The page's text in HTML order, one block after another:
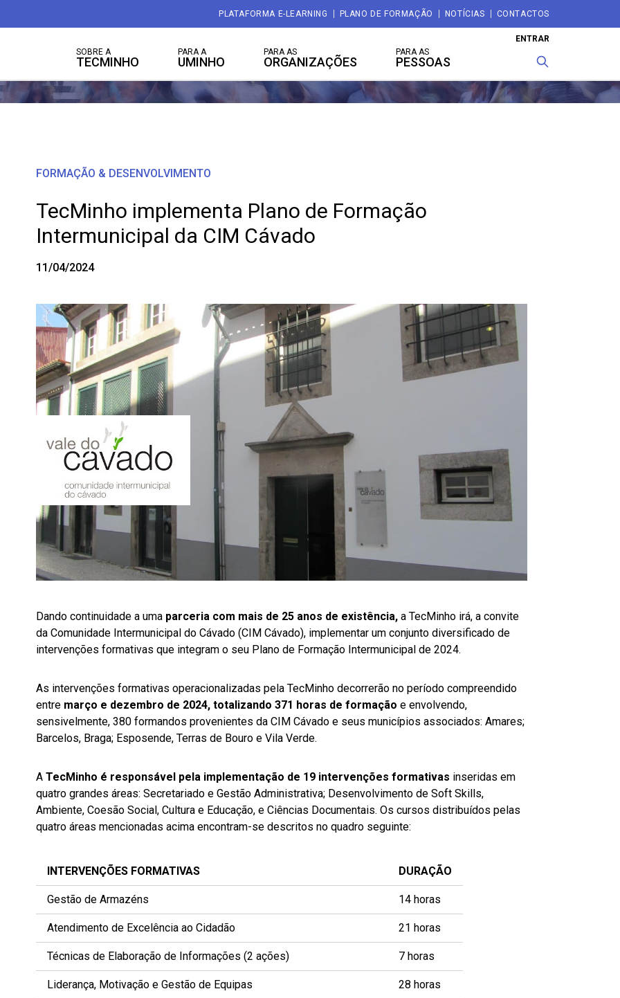
PLATAFORMA E-LEARNING PLANO DE FORMAÇÃO NOTÍCIAS CONTACTOS
ENTRAR
SOBRE A
TECMINHO
PARA A
UMINHO
PARA AS
ORGANIZAÇÕES
PARA AS
PESSOAS
FORMAÇÃO & DESENVOLVIMENTO
TecMinho implementa Plano de Formação
Intermunicipal da CIM Cávado
11/04/2024
Dando continuidade a uma parceria com mais de 25 anos de existência, a TecMinho irá, a convite
da Comunidade Intermunicipal do Cávado (CIM Cávado), implementar um conjunto diversificado de
intervenções formativas que integram o seu Plano de Formação Intermunicipal de 2024.
As intervenções formativas operacionalizadas pela TecMinho decorrerão no período compreendido
entre março e dezembro de 2024, totalizando 371 horas de formação e envolvendo,
sensivelmente, 380 formandos provenientes da CIM Cávado e seus municípios associados: Amares;
Barcelos, Braga; Esposende, Terras de Bouro e Vila Verde.
A TecMinho é responsável pela implementação de 19 intervenções formativas inseridas em
quatro grandes áreas: Secretariado e Gestão Administrativa; Desenvolvimento de Soft Skills,
Ambiente, Coesão Social, Cultura e Educação, e Ciências Documentais. Os cursos distribuídos pelas
quatro áreas mencionadas acima encontram-se descritos no quadro seguinte:
INTERVENÇÕES FORMATIVAS DURAÇÃO
Gestão de Armazéns 14 horas
Atendimento de Excelência ao Cidadão 21 horas
Técnicas de Elaboração de Informações (2 ações) 7 horas
Liderança, Motivação e Gestão de Equipas 28 horas